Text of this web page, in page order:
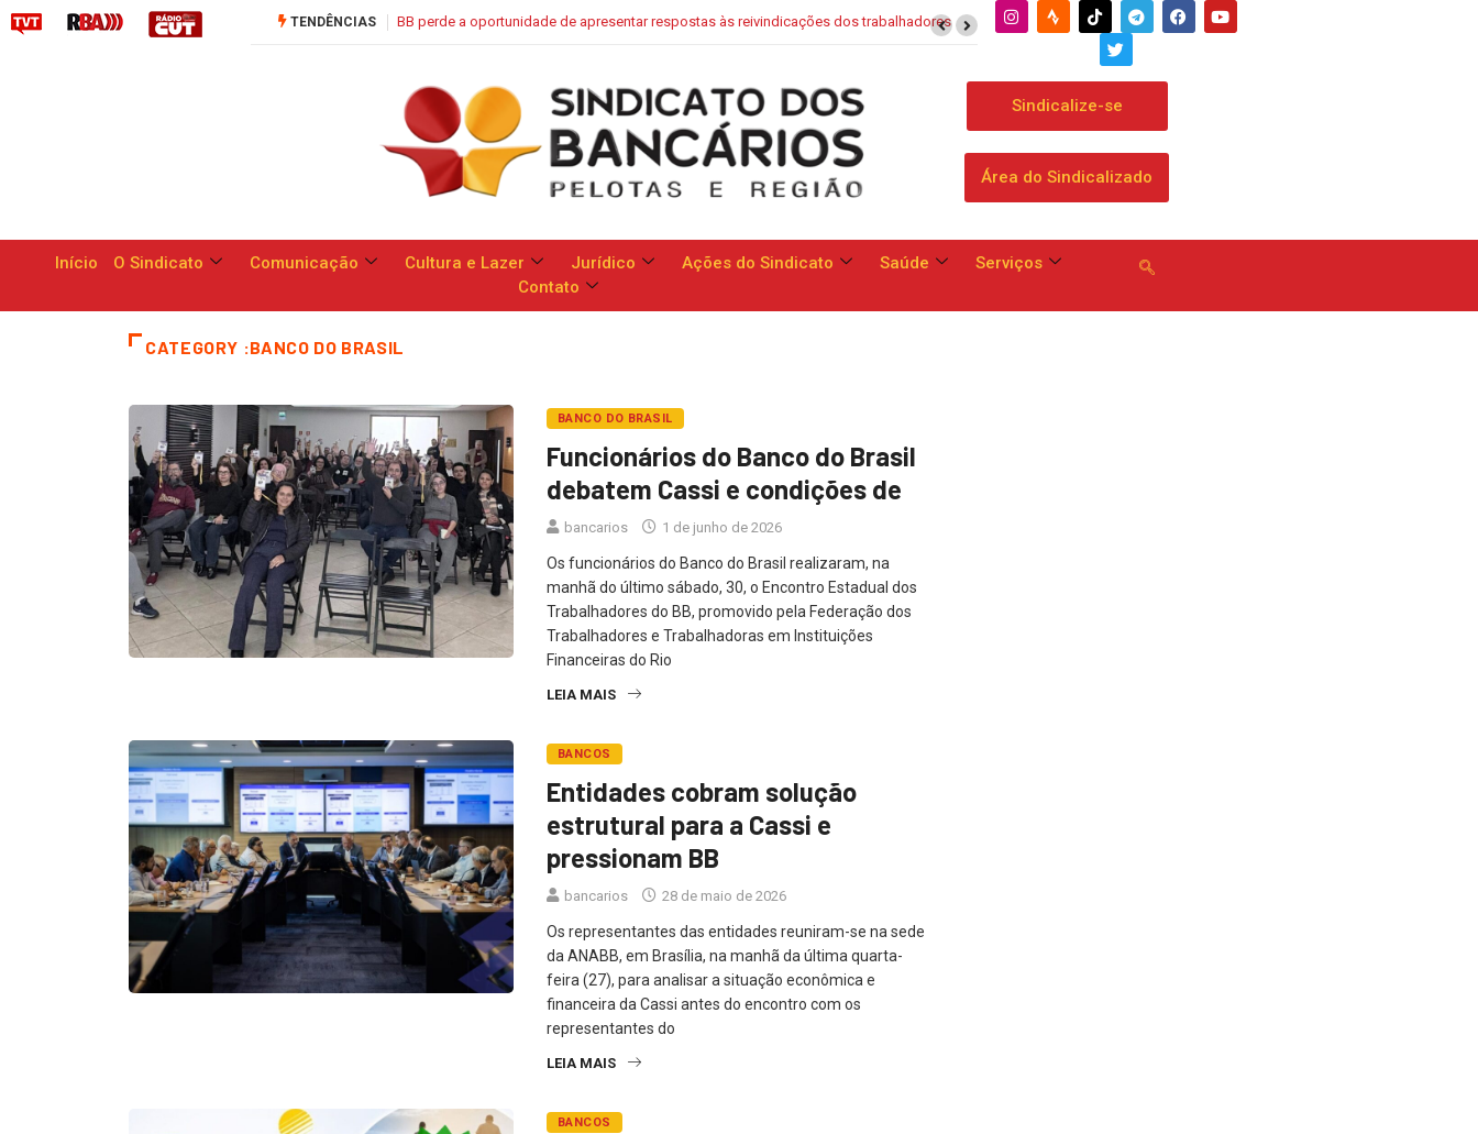
TENDÊNCIAS Saúde Caixa: Banco apresenta proposta que chega a dobrar mensalidade
Sindicalize-se
Área do Sindicalizado
Início O Sindicato Comunicação Cultura e Lazer Jurídico Ações do Sindicato Saúde
Serviços
Contato
CATEGORY :BANCO DO BRASIL
BANCO DO BRASIL
Funcionários do Banco do Brasil
debatem Cassi e condições de
bancarios 1 de junho de 2026
Os funcionários do Banco do Brasil realizaram, na
manhã do último sábado, 30, o Encontro Estadual dos
Trabalhadores do BB, promovido pela Federação dos
Trabalhadores e Trabalhadoras em Instituições
Financeiras do Rio
LEIA MAIS
BANCOS
Entidades cobram solução
estrutural para a Cassi e
pressionam BB
bancarios 28 de maio de 2026
Os representantes das entidades reuniram-se na sede
da ANABB, em Brasília, na manhã da última quarta-
feira (27), para analisar a situação econômica e
financeira da Cassi antes do encontro com os
representantes do
LEIA MAIS
BANCOS